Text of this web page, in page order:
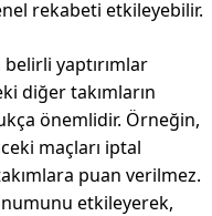
rekabeti etkileyebilir.
yaptırımlar
diğer takımların
önemlidir. Örneğin,
maçları iptal
puan verilmez.
etkileyerek,